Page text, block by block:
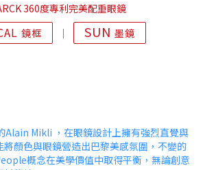
360度專利完美配重眼鏡
鏡框 │ SUN墨鏡